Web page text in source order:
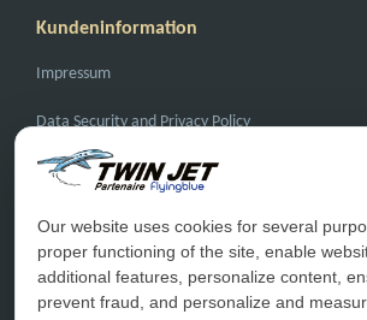
Kundeninformation
Impressum
Data Security and Privacy Policy
General Conditions of Carriage
General Conditions of Sale
Haufige Fragen
Kontakt
Our website uses cookies for several
proper functioning of the site, enable
additional features, personalize content,
prevent fraud, and personalize and